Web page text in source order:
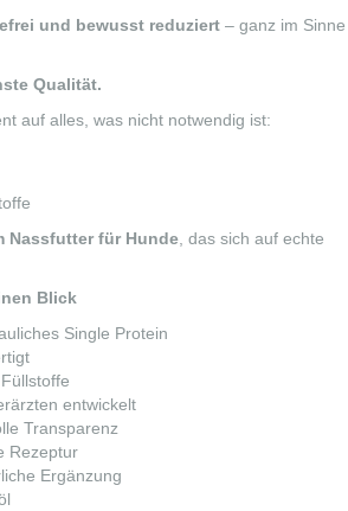
und bewusst reduziert – ganz im Sinne
Qualität.
auf alles, was nicht notwendig ist:
Nassfutter für Hunde , das sich auf echte
Blick
Single Protein
entwickelt
Transparenz
Rezeptur
Ergänzung